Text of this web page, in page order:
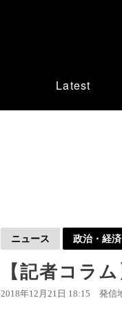
Latest
ニュース 政治・経済
【記者コラ
2018年12月21日 18:15 発信